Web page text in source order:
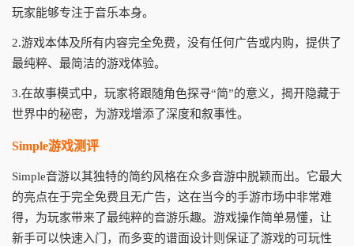
玩家能够专注于音乐本身。
2.游戏本体及所有内容完全免费，没有任何广告或内购，提供了
最纯粹、最简洁的游戏体验。
3.在故事模式中，玩家将跟随角色探寻“简”的意义，揭开隐藏于
世界中的秘密，为游戏增添了深度和叙事性。
Simple游戏测评
Simple音游以其独特的简约风格在众多音游中脱颖而出。它最大
的亮点在于完全免费且无广告，这在当今的手游市场中非常难
得，为玩家带来了最纯粹的音游乐趣。游戏操作简单易懂，让
新手可以快速入门，而多变的谱面设计则保证了游戏的可玩性